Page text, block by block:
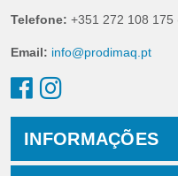
Telefone: +351 272 108 175
Email: info@prodimaq.pt
INFORMAÇÕES